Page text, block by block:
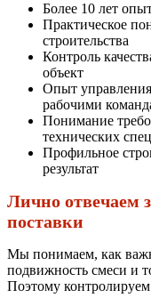
Более 10 лет
Практическое
строительства
Контроль
объект
Опыт
рабочими
Понимание
технических
Профильное
результат
Лично отвечаем
поставки
Мы понимаем, как
подвижность смеси и
Поэтому